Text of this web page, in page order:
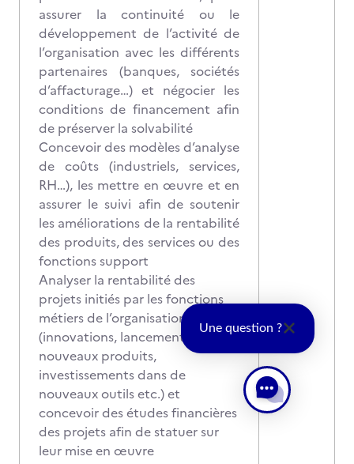
assurer la continuité ou le
développement de l’activité de
l’organisation avec les différents
partenaires (banques, sociétés
d’affacturage…) et négocier les
conditions de financement afin
de préserver la solvabilité
Concevoir des modèles d’analyse
de coûts (industriels, services,
RH…), les mettre en œuvre et en
assurer le suivi afin de soutenir
les améliorations de la rentabilité
des produits, des services ou des
fonctions support
Analyser la rentabilité des
projets initiés par les fonctions
métiers de l’organisation
(innovations, lancement de
nouveaux produits,
investissements dans de
nouveaux outils etc.) et
concevoir des études financières
des projets afin de statuer sur
leur mise en œuvre
Une question ?